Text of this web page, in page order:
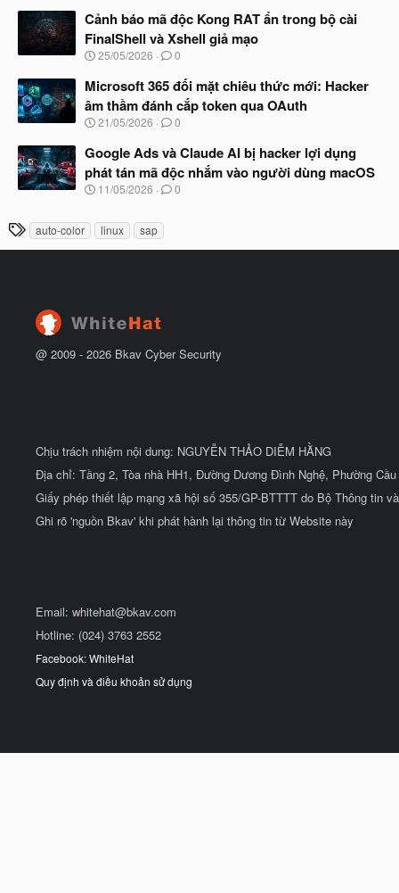
đ
ầ
u
à
y
b
ắ
đ
ầ
u
Cảnh báo mã độc Kong RAT ẩn trong bộ cài
FinalShell và Xshell giả mạo
N
à
b
ắ
đ
ầ
u
25/05/2026 0
Microsoft 365 đối mặt chiêu thức mới: Hacker
âm thầm đánh cắp token qua OAuth
N
à
b
ắ
đ
ầ
u
21/05/2026 0
Google Ads và Claude AI bị hacker lợi dụng
phát tán mã độc nhắm vào người dùng macOS
N
y
u
11/05/2026 0
T
h
auto-color linux sap
@ 2009 - 2026 Bkav Cyber Security
Chịu trách nhiệm nội dung: NGUYỄN THẢO DIỄM HẰNG
Địa chỉ: Tầng 2, Tòa nhà HH1, Đường Dương Đình Nghệ, Phường
Giấy phép thiết lập mạng xã hội số 355/GP-BTTTT do Bộ Thông tin
Ghi rõ 'nguồn Bkav' khi phát hành lại thông tin từ Website này
Email: whitehat@bkav.com
Hotline: (024) 3763 2552
Facebook: WhiteHat
Quy định và điều khoản sử dụng